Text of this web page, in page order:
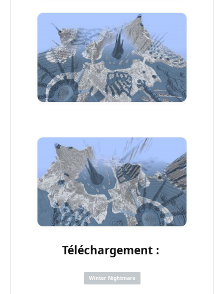
Téléchargement :
Winter Nightmare